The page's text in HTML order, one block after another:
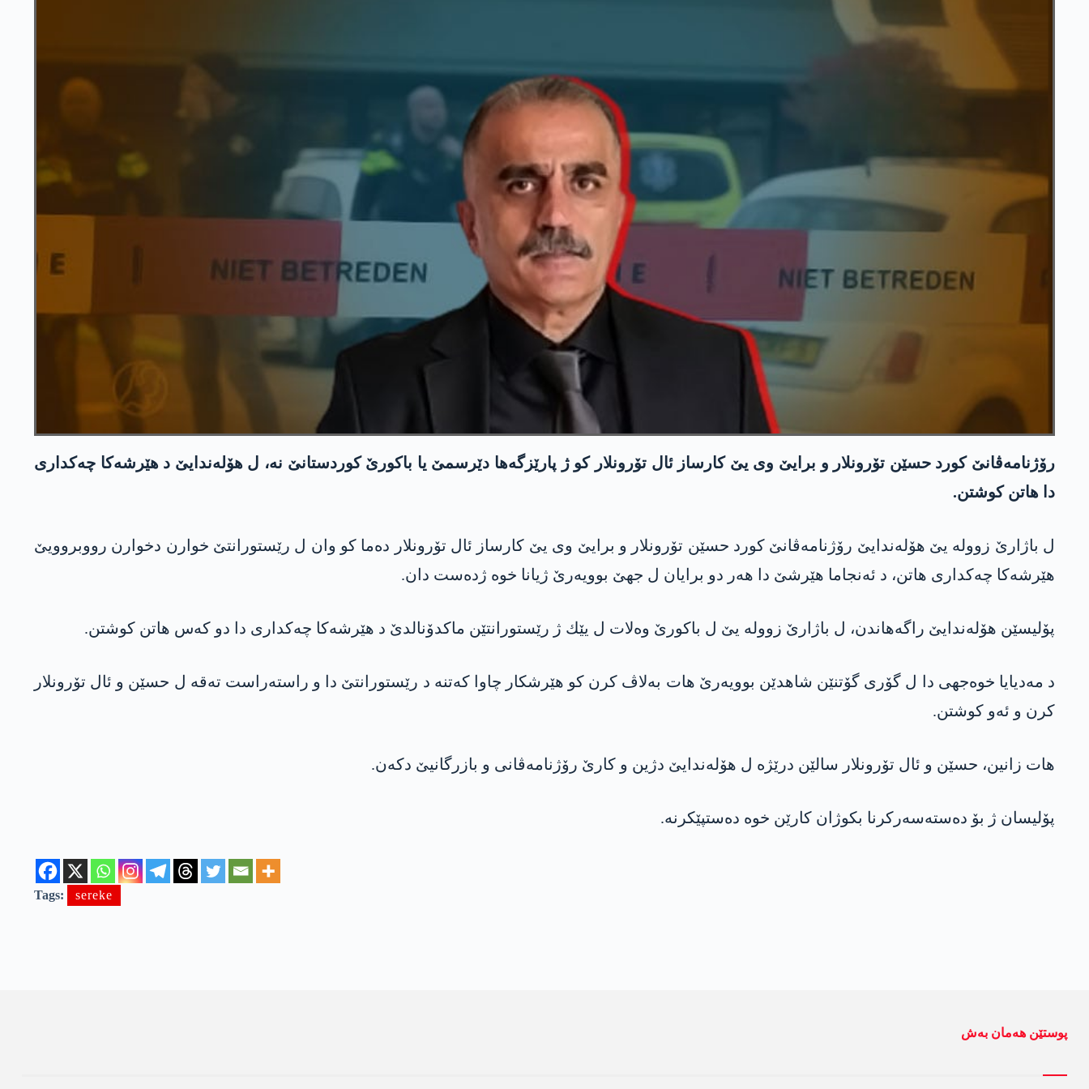
رۆژنامەڤانێ کورد حسێن تۆرونلار و برایێ وی یێ کارساز ئال تۆرونلار كو ژ پارێزگەها دێرسمێ یا باکورێ کوردستانێ نه‌، ل هۆله‌ندایێ د هێرشه‌كا چەکداری
دا هاتن کوشتن.
ل باژارێ زوولە یێ هۆله‌ندایێ رۆژنامەڤانێ کورد حسێن تۆرونلار و برایێ وی یێ کارساز ئال تۆرونلار دەما كو وان ل رێستورانتێ خوارن دخوارن رووبروویێ
هێرشه‌كا چەکداری هاتن، د ئەنجاما هێرشێ دا هەر دو برایان ل جهێ بوویەرێ ژیانا خوە ژدەست دان.
پۆلیسێن هۆله‌ندایێ راگه‌هاندن، ل باژارێ زووله‌ یێ ل باکورێ وەلات ل یێك ژ رێستورانتێن ماكدۆنالدێ د هێرشه‌كا چەکداری دا دو کەس هاتن کوشتن.
د مەدیایا خوەجهی دا ل گۆری گۆتنێن شاهدێن بوویەرێ هات به‌لاڤ كرن کو هێرشكار چاوا كه‌تنه‌ د رێستورانتێ دا و راستەراست تەقە ل حسێن و ئال تۆرونلار
کرن و ئەو کوشتن.
هات زانین، حسێن و ئال تۆرونلار سالێن درێژە ل هۆله‌ندایێ دژین و کارێ رۆژنامەڤانی و بازرگانیێ دکه‌ن.
پۆلیسان ژ بۆ دەستەسەرکرنا بكوژان كارێن خوه‌ ده‌ستپێكرنه‌.
Tags: sereke
پوستێن ھەمان بەش